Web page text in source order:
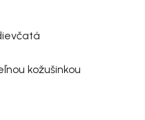
kožušinkou